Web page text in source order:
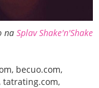
na Splav Shake'n'Shake
becuo.com,
tatrating.com,